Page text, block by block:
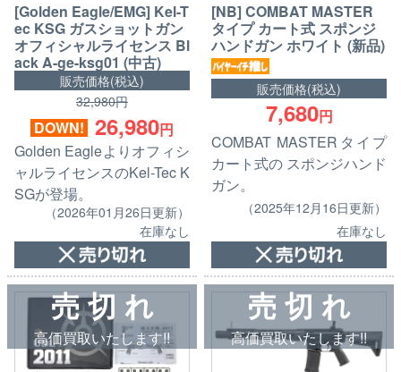
[Golden Eagle/EMG] Kel-T
ec KSG ガスショットガン
オフィシャルライセンス Bl
ack A-ge-ksg01 (中古)
販売価格(税込)
32,980円
DOWN! 26,980円
Golden Eagleよりオフィシ
ャルライセンスのKel-Tec K
SGが登場。
（2026年01月26日更新）
在庫なし
[NB] COMBAT MASTER
タイプ カート式 スポンジ
ハンドガン ホワイト (新品)
販売価格(税込)
7,680円
COMBAT MASTERタイプ
カート式の スポンジハンド
ガン。
（2025年12月16日更新）
在庫なし
売 切 れ
高価買取いたします!!
売 切 れ
高価買取いたします!!